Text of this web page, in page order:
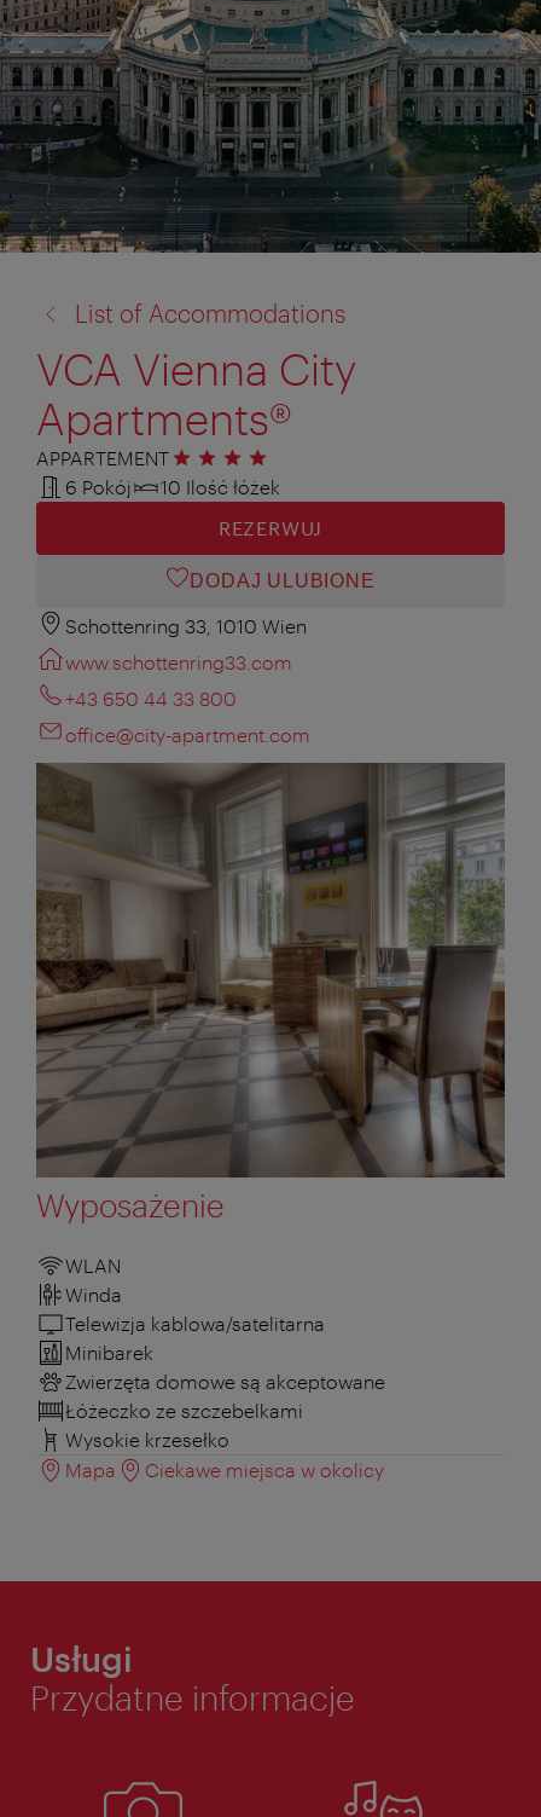
do:
List of Accommodations
VCA Vienna City
Apartments®
APPARTEMENT4 gwiazdki
6 Pokój
10 Ilość łóżek
REZERWUJ
DODAJ ULUBIONE
Schottenring 33, 1010 Wien
www.schottenring33.com
+43 650 44 33 800
office@city-apartment.com
Wyposażenie
WLAN
Winda
Telewizja kablowa/satelitarna
Minibarek
Zwierzęta domowe są akceptowane
Łóżeczko ze szczebelkami
Wysokie krzesełko
Mapa
Ciekawe miejsca w okolicy
Usługi
Przydatne informacje